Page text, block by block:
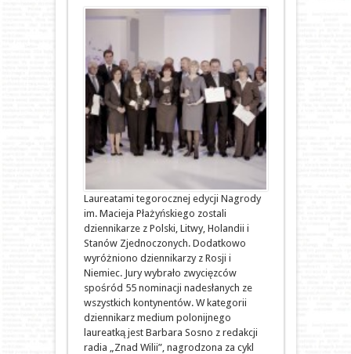
Laureatami tegorocznej edycji Nagrody
im. Macieja Płażyńskiego zostali
dziennikarze z Polski, Litwy, Holandii i
Stanów Zjednoczonych. Dodatkowo
wyróżniono dziennikarzy z Rosji i
Niemiec. Jury wybrało zwycięzców
spośród 55 nominacji nadesłanych ze
wszystkich kontynentów. W kategorii
dziennikarz medium polonijnego
laureatką jest Barbara Sosno z redakcji
radia „Znad Wilii”, nagrodzona za cykl